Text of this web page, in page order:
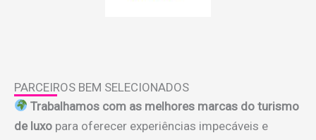
PARCEIROS BEM SELECIONADOS
Trabalhamos com as melhores marcas do turismo
de luxo para oferecer experiências impecáveis e